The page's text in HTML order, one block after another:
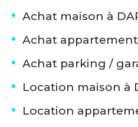
Achat maison à
Achat appartement
Achat parking /
Location maison à
Location